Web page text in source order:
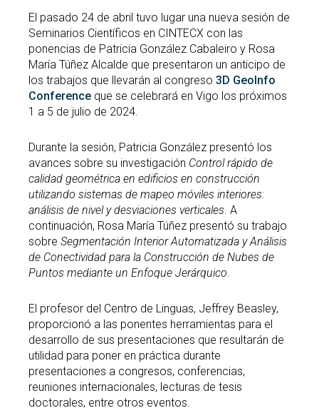
El pasado 24 de abril tuvo lugar una nueva sesión de
Seminarios Científicos en CINTECX con las
ponencias de Patricia González Cabaleiro y Rosa
María Túñez Alcalde que presentaron un anticipo de
los trabajos que llevarán al congreso 3D GeoInfo
Conference que se celebrará en Vigo los próximos
1 a 5 de julio de 2024.
Durante la sesión, Patricia González presentó los
avances sobre su investigación Control rápido de
calidad geométrica en edificios en construcción
utilizando sistemas de mapeo móviles interiores:
análisis de nivel y desviaciones verticales. A
continuación, Rosa María Túñez presentó su trabajo
sobre Segmentación Interior Automatizada y Análisis
de Conectividad para la Construcción de Nubes de
Puntos mediante un Enfoque Jerárquico.
El profesor del Centro de Linguas, Jeffrey Beasley,
proporcionó a las ponentes herramientas para el
desarrollo de sus presentaciones que resultarán de
utilidad para poner en práctica durante
presentaciones a congresos, conferencias,
reuniones internacionales, lecturas de tesis
doctorales, entre otros eventos.